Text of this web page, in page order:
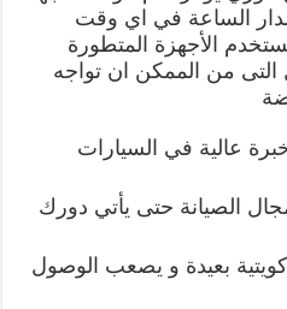
الساعة في اي وقت
الأجهزة المتطورة
من الممكن ان تواجه
عالية في السيارات
الصيانة حتى يأتي دورك
بعيدة و يصعب الوصول